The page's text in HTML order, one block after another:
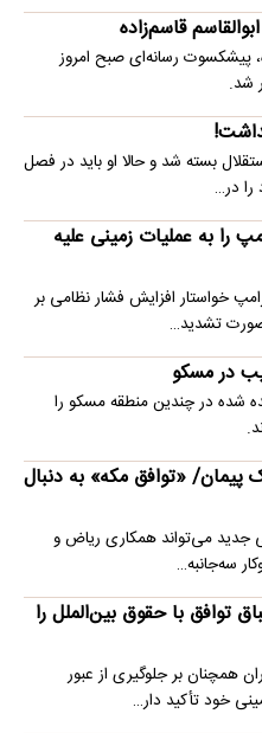
قاسم‌زاده
پیشکسوت رسانه‌ای صبح امروز
بسته شد و حالا او باید در فصل
در…
را به عملیات زمینی علیه
خواستار افزایش فشار نظامی بر
صورت تشدید…
در مسکو
شده در چندین منطقه مسکو را
پیمان/ «توافق مکه» به دنبال
جدید می‌تواند همکاری ریاض و
سه‌جانبه…
توافق با حقوق بین‌الملل را
همچنان بر جلوگیری از عبور
خود تأکید دار…